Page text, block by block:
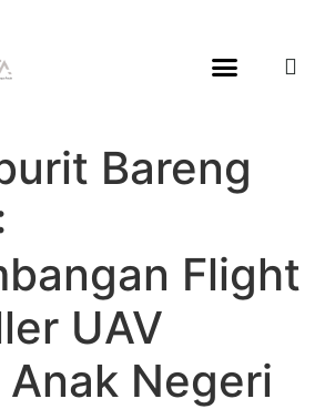
Bareng
Flight
UAV
Negeri